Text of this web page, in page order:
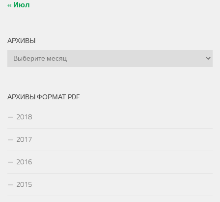
« Июл
АРХИВЫ
Архивы
АРХИВЫ ФОРМАТ PDF
2018
2017
2016
2015